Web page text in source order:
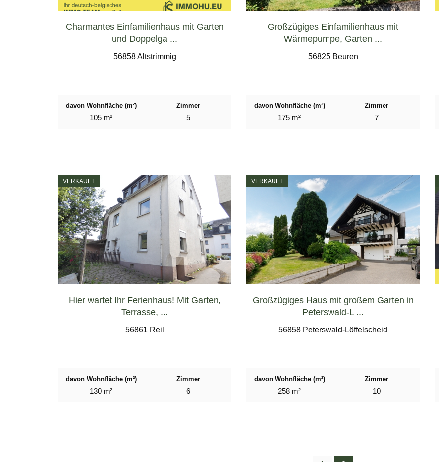
Charmantes Einfamilienhaus mit Garten
und Doppelga ...
56858 Altstrimmig
davon Wohnfläche (m²)
105 m²
Zimmer
5
Großzügiges Einfamilienhaus mit
Wärmepumpe, Garten ...
56825 Beuren
davon Wohnfläche (m²)
175 m²
Zimmer
7
VERKAUFT
Hier wartet Ihr Ferienhaus! Mit Garten,
Terrasse, ...
56861 Reil
davon Wohnfläche (m²)
130 m²
Zimmer
6
VERKAUFT
Großzügiges Haus mit großem Garten in
Peterswald-L ...
56858 Peterswald-Löffelscheid
davon Wohnfläche (m²)
258 m²
Zimmer
10